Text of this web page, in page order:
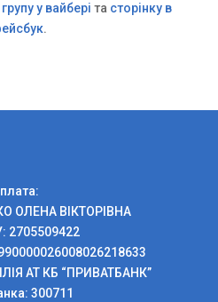
групу у вайбері та сторінку в
.
ОЛЕНА ВІКТОРІВНА
2705509422
АТ КБ “ПРИВАТБАНК”
300711